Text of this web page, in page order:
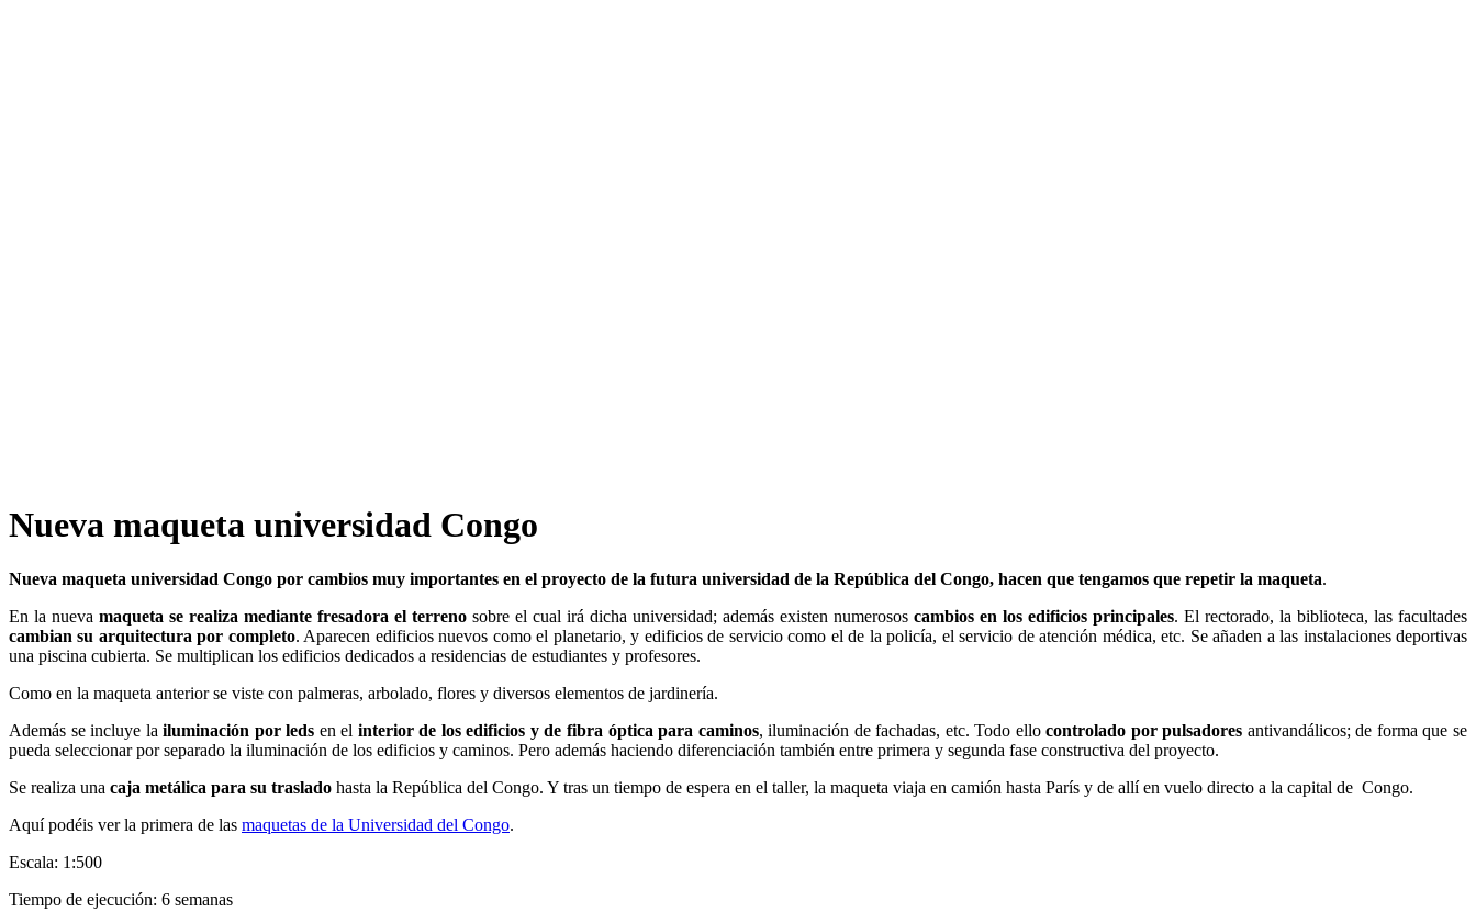
Nueva maqueta universidad Congo
Nueva maqueta universidad Congo por cambios muy importantes en el proyecto de la futura universidad de la República del Congo, hacen que tengamos que repetir la maqueta.
En la nueva maqueta se realiza mediante fresadora el terreno sobre el cual irá dicha universidad; además existen numerosos cambios en los edificios principales. El rectorado, la biblioteca, las facultades
cambian su arquitectura por completo. Aparecen edificios nuevos como el planetario, y edificios de servicio como el de la policía, el servicio de atención médica, etc. Se añaden a las instalaciones deportivas
una piscina cubierta. Se multiplican los edificios dedicados a residencias de estudiantes y profesores.
Como en la maqueta anterior se viste con palmeras, arbolado, flores y diversos elementos de jardinería.
Además se incluye lailuminación por leds en el interior de los edificios y de fibra óptica para caminos, iluminación de fachadas, etc. Todo ellocontrolado por pulsadores antivandálicos; de forma que se
pueda seleccionar por separado la iluminación de los edificios y caminos. Pero además haciendo diferenciación también entre primera y segunda fase constructiva del proyecto.
Se realiza una caja metálica para su traslado hasta la República del Congo. Y tras un tiempo de espera en el taller, la maqueta viaja en camión hasta París y de allí en vuelo directo a la capital de Congo.
Aquí podéis ver la primera de las maquetas de la Universidad del Congo.
Escala: 1:500
Tiempo de ejecución: 6 semanas